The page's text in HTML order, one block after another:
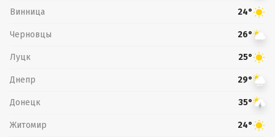
Винница 24°
Черновцы 26°
Луцк 25°
Днепр 29°
Донецк 35°
Житомир 24°